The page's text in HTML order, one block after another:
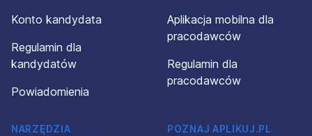
Konto kandydata
Regulamin dla
kandydatów
Powiadomienia
Aplikacja mobilna dla
pracodawców
Regulamin dla
pracodawców
NARZĘDZIA
POZNAJ APLIKUJ.PL